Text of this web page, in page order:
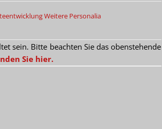
Weitere Personalia
sein. Bitte beachten Sie das obenstehende
Sie hier.